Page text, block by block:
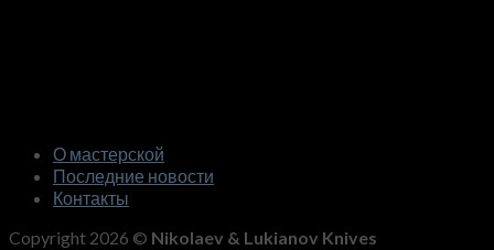
О мастерской
Последние новости
Контакты
Copyright 2026 © Nikolaev & Lukianov Knives